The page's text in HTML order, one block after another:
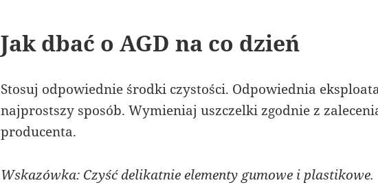
Jak dbać o AGD na co dzień
Stosuj odpowiednie środki czystości. Odpowiednia
najprostszy sposób. Wymieniaj uszczelki zgodnie z
producenta.
Wskazówka: Czyść delikatnie elementy gumowe i plastikowe.